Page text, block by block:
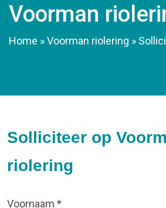
Voorman
Home »Voorman riolering »
Solliciteer op
riolering
Voornaam *